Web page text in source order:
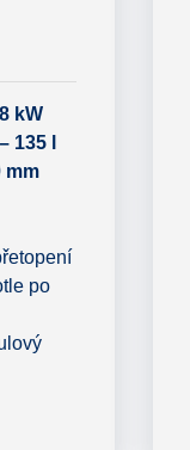
kW
135 l
mm
po